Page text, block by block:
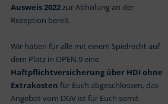
Ausweis 2022zur Abholung an der
Rezeption bereit.
Wir haben für alle mit einem Spielrecht auf
dem Platz in OPEN.9 eine
Haftpflichtversicherung über HDI ohne
Extrakosten für Euch abgeschlossen, das
Angebot vom DGV ist für Euch somit